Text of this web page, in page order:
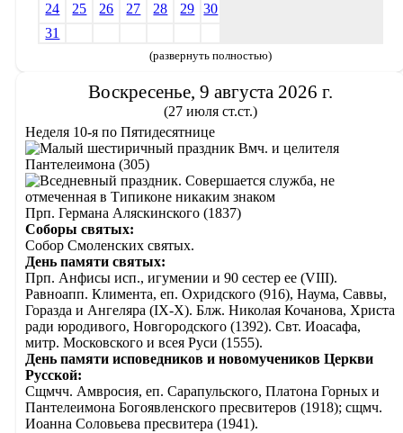
24
25 26 27 28 29
30
31
(развернуть полностью)
Воскресенье, 9 августа 2026 г.
(27 июля ст.ст.)
Неделя 10-я по Пятидесятнице
Вмч. и целителя
Пантелеимона (305)
Прп. Германа Аляскинского (1837)
Соборы святых:
Собор Смоленских святых.
День памяти святых:
Прп. Анфисы исп., игумении и 90 сестер ее (VIII).
Равноапп. Климента, еп. Охридского (916), Наума, Саввы,
Горазда и Ангеляра (IX-X). Блж. Николая Кочанова, Христа
ради юродивого, Новгородского (1392). Свт. Иоасафа,
митр. Московского и всея Руси (1555).
День памяти исповедников и новомучеников Церкви
Русской:
Сщмчч. Амвросия, еп. Сарапульского, Платона Горных и
Пантелеимона Богоявленского пресвитеров (1918); сщмч.
Иоанна Соловьева пресвитера (1941).